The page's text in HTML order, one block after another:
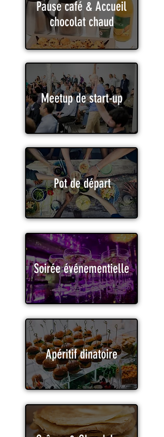
Pause café & Accueil
chocolat chaud
Meetup de start-up
Pot de départ
Soirée événementielle
Apéritif dinatoire